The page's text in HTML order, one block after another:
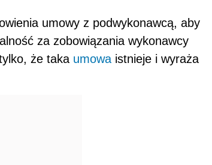
umowy z podwykonawcą, aby
za zobowiązania wykonawcy
że taka umowa istnieje i wyraża